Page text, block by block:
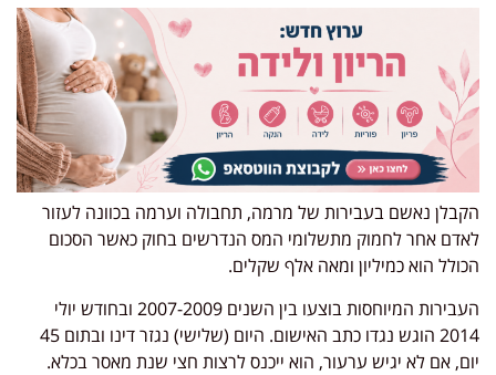
הקבלן נאשם בעבירות של מרמה, תחבולה וערמה בכוונה לעזור
לאדם אחר לחמוק מתשלומי המס הנדרשים בחוק כאשר הסכום
הכולל הוא כמיליון ומאה אלף שקלים.
העבירות המיוחסות בוצעו בין השנים 2007-2009 ובחודש יולי
2014 הוגש נגדו כתב האישום. היום (שלישי) נגזר דינו ובתום 45
יום, אם לא יגיש ערעור, הוא ייכנס לרצות חצי שנת מאסר בכלא.